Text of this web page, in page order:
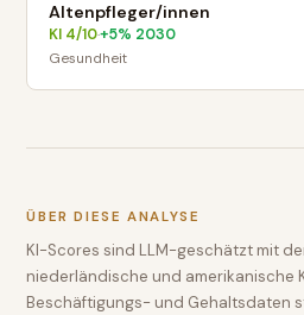
Altenpfleger/innen
KI 4/10·+5% 2030
Gesundheit
ÜBER DIESE ANALYSE
KI-Scores sind LLM-geschätzt mit
niederländische und amerikanische
Beschäftigungs- und Gehaltsdaten